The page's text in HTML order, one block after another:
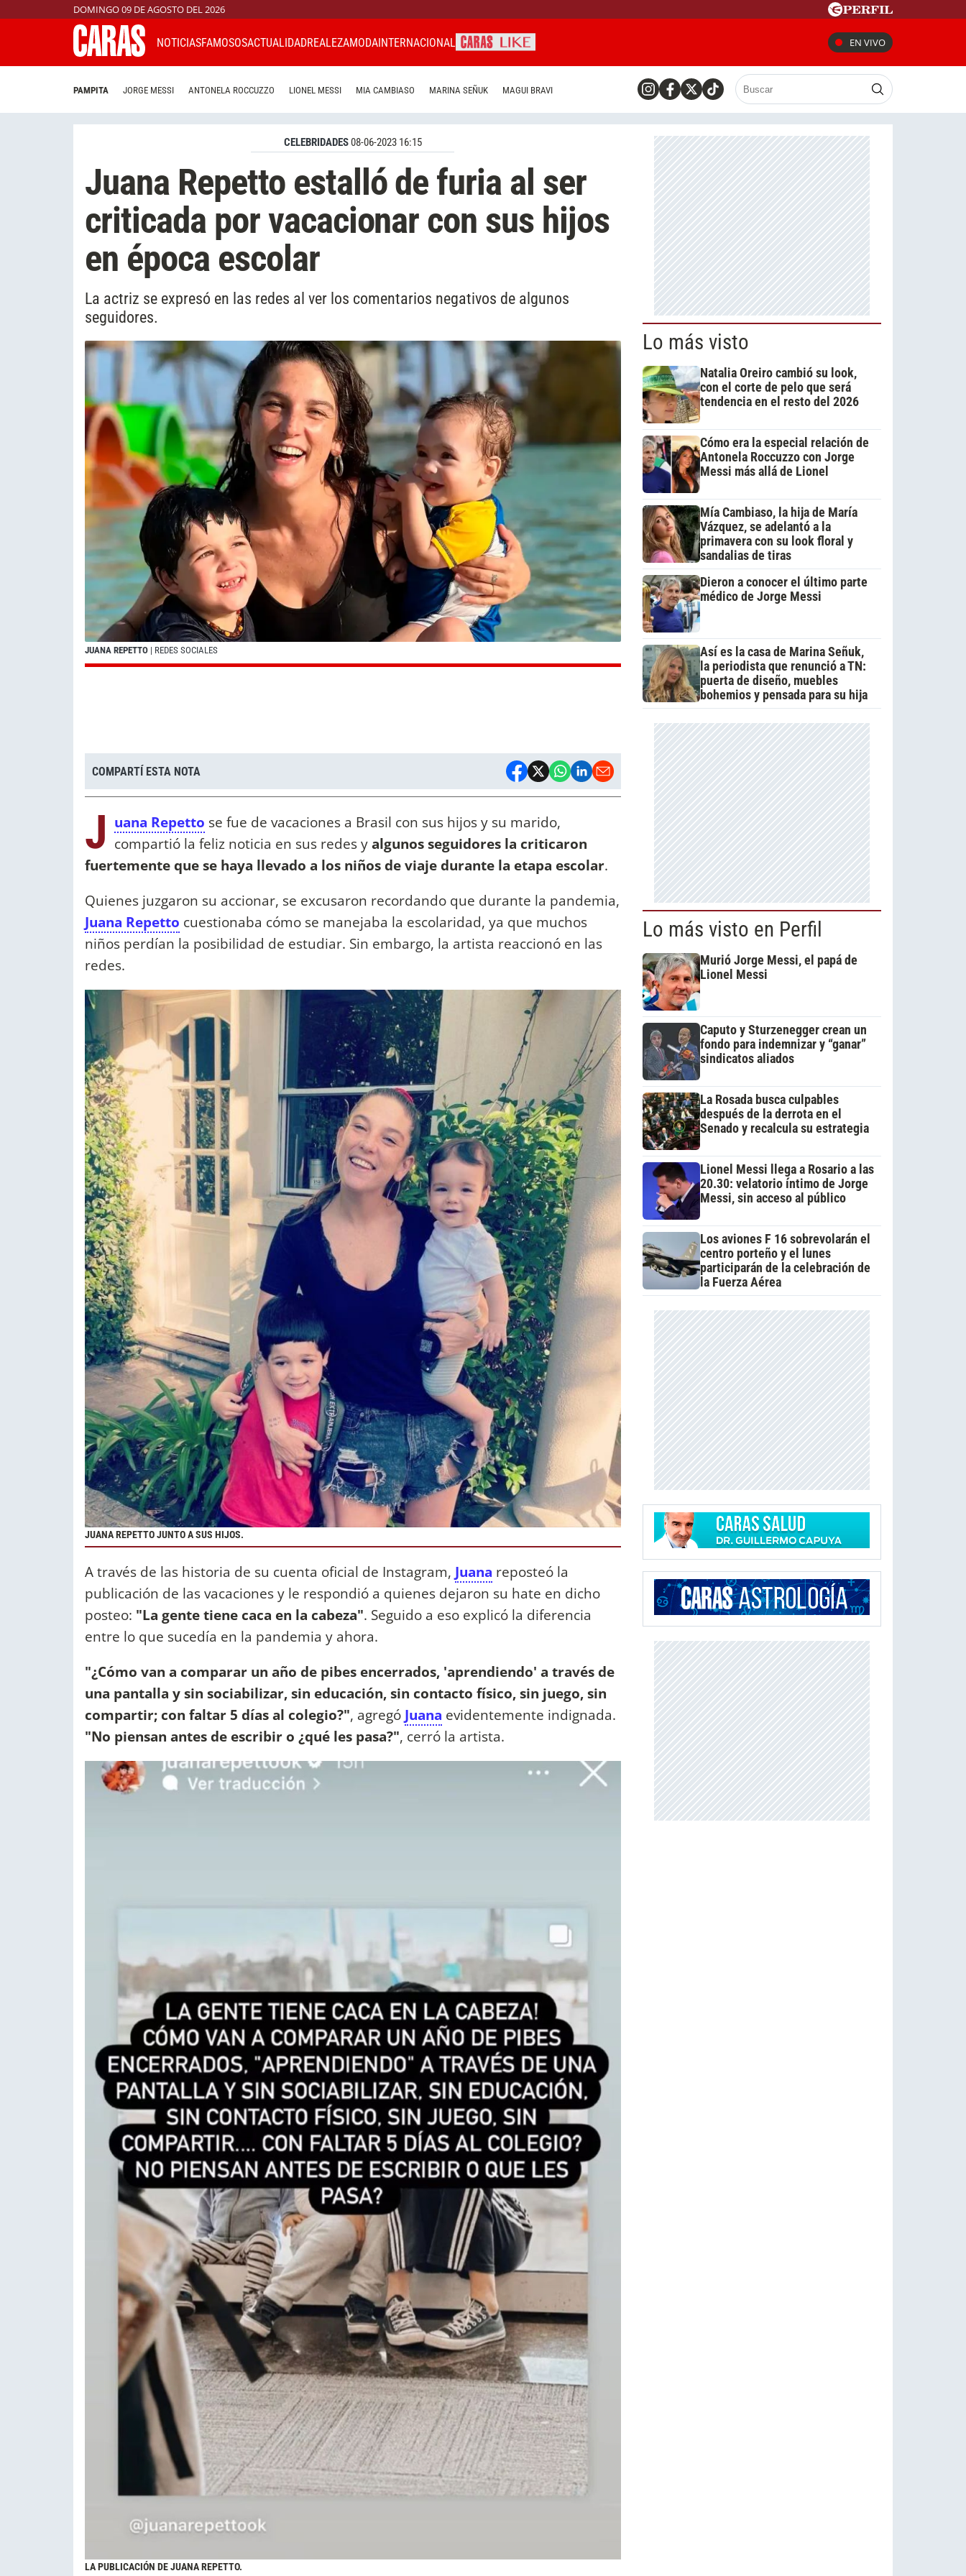
DOMINGO 09 DE AGOSTO DEL 2026
NOTICIASFAMOSOSACTUALIDADREALEZAMODAINTERNACIONAL EN VIVO
PAMPITA JORGE MESSI ANTONELA ROCCUZZO LIONEL MESSI MIA CAMBIASO MARINA SEÑUK MAGUI BRAVI
CELEBRIDADES08-06-2023 16:15
Juana Repetto estalló de furia al ser
criticada por vacacionar con sus hijos
en época escolar
La actriz se expresó en las redes al ver los comentarios negativos de algunos
seguidores.
JUANA REPETTO | REDES SOCIALES
COMPARTÍ ESTA NOTA
J uana Repetto se fue de vacaciones a Brasil con sus hijos y su marido,
compartió la feliz noticia en sus redes yalgunos seguidores la criticaron
fuertemente que se haya llevado a los niños de viaje durante la etapa escolar.
Quienes juzgaron su accionar, se excusaron recordando que durante la pandemia,
Juana Repetto cuestionaba cómo se manejaba la escolaridad, ya que muchos
niños perdían la posibilidad de estudiar. Sin embargo, la artista reaccionó en las
redes.
JUANA REPETTO JUNTO A SUS HIJOS.
A través de las historia de su cuenta oficial de Instagram, Juana reposteó la
publicación de las vacaciones y le respondió a quienes dejaron su hate en dicho
posteo: "La gente tiene caca en la cabeza". Seguido a eso explicó la diferencia
entre lo que sucedía en la pandemia y ahora.
"¿Cómo van a comparar un año de pibes encerrados, 'aprendiendo' a través de
una pantalla y sin sociabilizar, sin educación, sin contacto físico, sin juego, sin
compartir; con faltar 5 días al colegio?", agregó Juana evidentemente indignada.
"No piensan antes de escribir o ¿qué les pasa?", cerró la artista.
LA PUBLICACIÓN DE JUANA REPETTO.
Lo más visto
Natalia Oreiro cambió su look,
con el corte de pelo que será
tendencia en el resto del 2026
Cómo era la especial relación de
Antonela Roccuzzo con Jorge
Messi más allá de Lionel
Mía Cambiaso, la hija de María
Vázquez, se adelantó a la
primavera con su look floral y
sandalias de tiras
Dieron a conocer el último parte
médico de Jorge Messi
Así es la casa de Marina Señuk,
la periodista que renunció a TN:
puerta de diseño, muebles
bohemios y pensada para su hija
Lo más visto en Perfil
Murió Jorge Messi, el papá de
Lionel Messi
Caputo y Sturzenegger crean un
fondo para indemnizar y “ganar”
sindicatos aliados
La Rosada busca culpables
después de la derrota en el
Senado y recalcula su estrategia
Lionel Messi llega a Rosario a las
20.30: velatorio íntimo de Jorge
Messi, sin acceso al público
Los aviones F 16 sobrevolarán el
centro porteño y el lunes
participarán de la celebración de
la Fuerza Aérea